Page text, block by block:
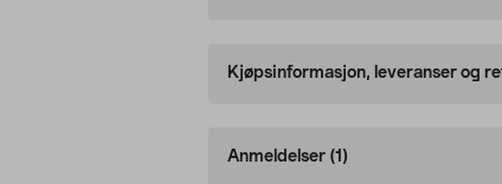
Kjøpsinformasjon, leveranser og
Anmeldelser (1)